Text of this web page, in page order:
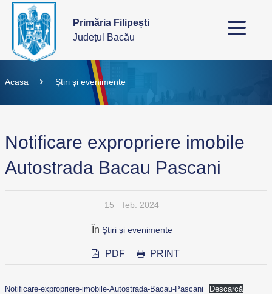
Primăria Filipești
Județul Bacău
Acasa Știri și evenimente
Notificare expropriere imobile
Autostrada Bacau Pascani
15 feb. 2024
În Știri și evenimente
PDF PRINT
Notificare-expropriere-imobile-Autostrada-Bacau-Pascani Descarcă